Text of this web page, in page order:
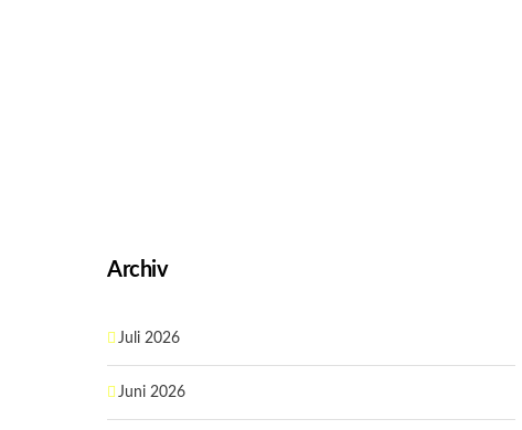
Archiv
Juli 2026
Juni 2026